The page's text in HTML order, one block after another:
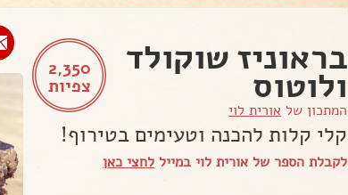
2,350
צפיות
בראוניז שוקולד
ולוטוס
המתכון של אורית לוי
קלי קלות להכנה וטעימים בטירוף!
לקבלת הספר של אורית לוי במייל לחצי כאן